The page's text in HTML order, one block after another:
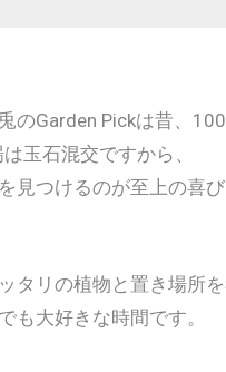
のGarden Pickは昔、100
玉石混交ですから、
見つけるのが至上の喜び
タリの植物と置き場所を
も大好きな時間です。